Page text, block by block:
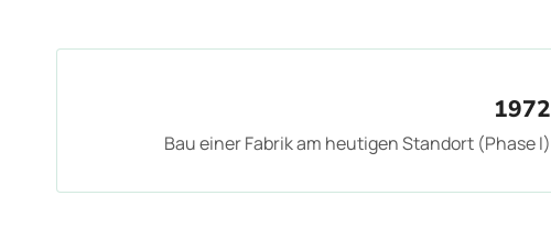
1972
Bau einer Fabrik am heutigen Standort (Phase I)